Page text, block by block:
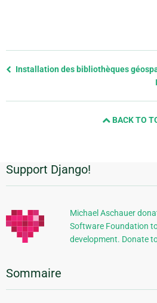
Previous
Installation des bibliothèques
BACK TO
Informations
supplémentaires
Support Django!
Michael Aschauer
Software Foundation
development. Donate
Sommaire